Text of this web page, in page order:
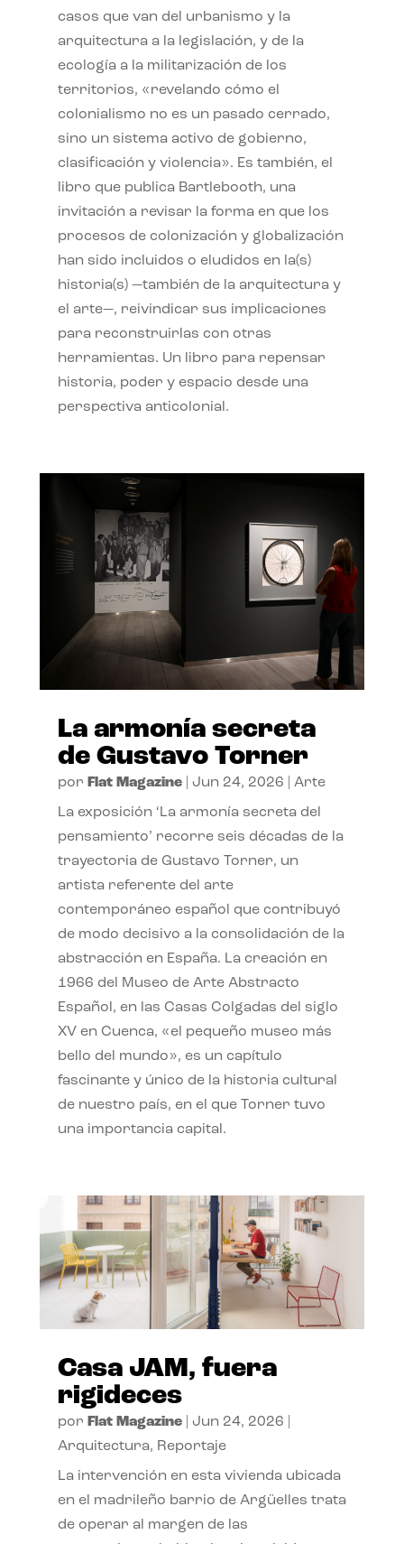
casos que van del urbanismo y la
arquitectura a la legislación, y de la
ecología a la militarización de los
territorios, «revelando cómo el
colonialismo no es un pasado cerrado,
sino un sistema activo de gobierno,
clasificación y violencia». Es también, el
libro que publica Bartlebooth, una
invitación a revisar la forma en que los
procesos de colonización y globalización
han sido incluidos o eludidos en la(s)
historia(s) —también de la arquitectura y
el arte—, reivindicar sus implicaciones
para reconstruirlas con otras
herramientas. Un libro para repensar
historia, poder y espacio desde una
perspectiva anticolonial.
La armonía secreta
de Gustavo Torner
por Flat Magazine| Jun 24, 2026 Arte
La exposición ‘La armonía secreta del
pensamiento’ recorre seis décadas de la
trayectoria de Gustavo Torner, un
artista referente del arte
contemporáneo español que contribuyó
de modo decisivo a la consolidación de la
abstracción en España. La creación en
1966 del Museo de Arte Abstracto
Español, en las Casas Colgadas del siglo
XV en Cuenca, «el pequeño museo más
bello del mundo», es un capítulo
fascinante y único de la historia cultural
de nuestro país, en el que Torner tuvo
una importancia capital.
Casa JAM, fuera
rigideces
por Flat Magazine| Jun 24, 2026
Arquitectura, Reportaje
La intervención en esta vivienda ubicada
en el madrileño barrio de Argüelles trata
de operar al margen de las